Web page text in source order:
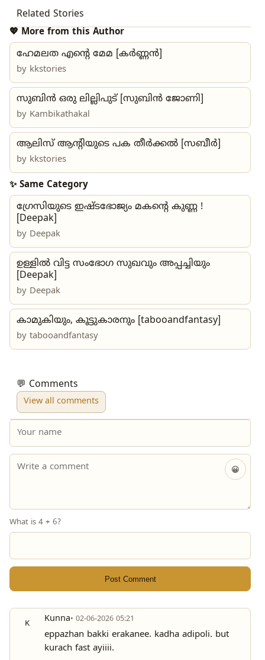
Related Stories
💖 More from this Author
ഹേമലത എന്റെ മേമ [കർണ്ണൻ]
by kkstories
സുബിൻ ഒരു ലില്ലിപുട് [സുബിൻ ജോണി]
by Kambikathakal
ആലിസ് ആന്റിയുടെ പക തീർക്കൽ [സബീർ]
by kkstories
✨ Same Category
ഗ്രേസിയുടെ ഇഷ്ടഭോജ്യം മകന്റെ കുണ്ണ !
[Deepak]
by Deepak
ഉള്ളിൽ വിട്ട സംഭോഗ സുഖവും അപ്പച്ചിയും
[Deepak]
by Deepak
കാമുകിയും, കൂട്ടുകാരനും [tabooandfantasy]
by tabooandfantasy
💬 Comments
View all comments
😀
What is 4 + 6?
Post Comment
K Kunna• 02-06-2026 05:21
eppazhan bakki erakanee. kadha adipoli. but
kurach fast ayiiii.